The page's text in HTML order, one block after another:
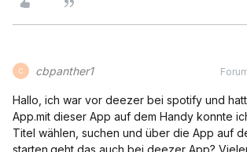
C cbpanther1
Hallo, ich war vor deezer bei spotify und
App.mit dieser App auf dem Handy konnte
Titel wählen, suchen und über die App auf
starten.geht das auch bei deezer App?